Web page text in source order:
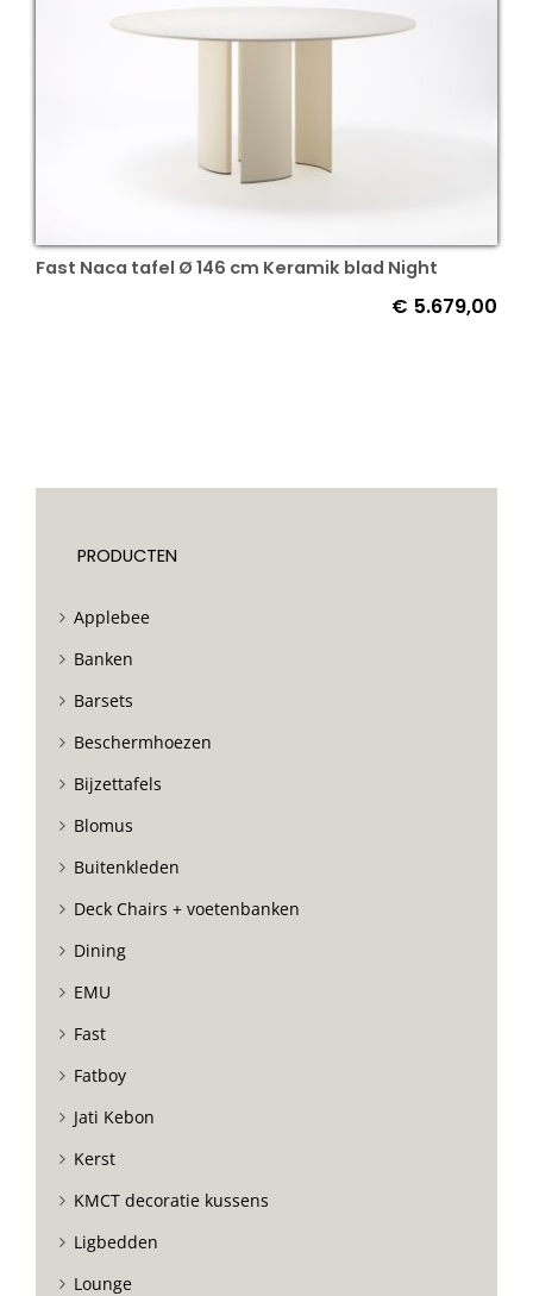
Fast Naca tafel Ø 146 cm Keramik blad Night
€ 5.679,00
PRODUCTEN
Applebee
Banken
Barsets
Beschermhoezen
Bijzettafels
Blomus
Buitenkleden
Deck Chairs + voetenbanken
Dining
EMU
Fast
Fatboy
Jati Kebon
Kerst
KMCT decoratie kussens
Ligbedden
Lounge